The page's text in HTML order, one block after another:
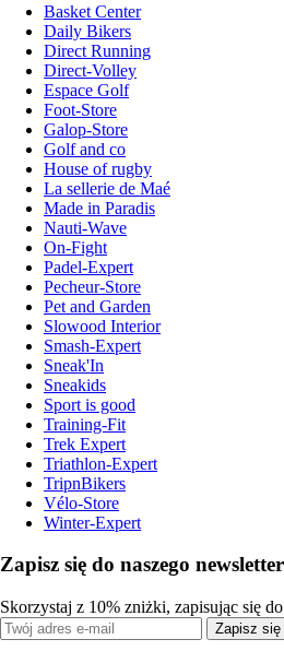
Basket Center
Daily Bikers
Direct Running
Direct-Volley
Espace Golf
Foot-Store
Galop-Store
Golf and co
House of rugby
La sellerie de Maé
Made in Paradis
Nauti-Wave
On-Fight
Padel-Expert
Pecheur-Store
Pet and Garden
Slowood Interior
Smash-Expert
Sneak'In
Sneakids
Sport is good
Training-Fit
Trek Expert
Triathlon-Expert
TripnBikers
Vélo-Store
Winter-Expert
Zapisz się do naszego
Skorzystaj z 10% zniżki, zapisując się
Zapisz się